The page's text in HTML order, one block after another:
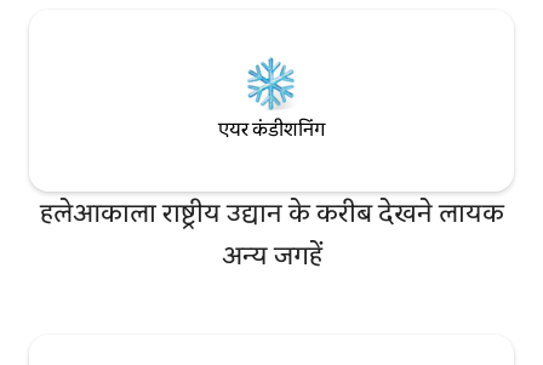
एयर कंडीशनिंग
हलेआकाला राष्ट्रीय उद्यान के करीब देखने लायक
अन्य जगहें